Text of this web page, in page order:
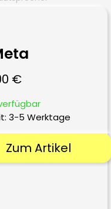
€
3-5 Werktage
Zum Artikel